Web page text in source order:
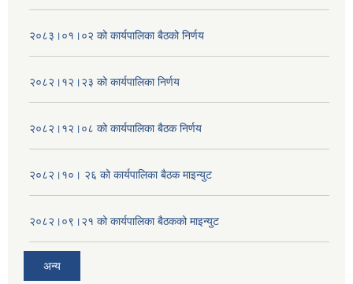
२०८३।०१।०२ को कार्यपालिका बैठको निर्णय
२०८२।१२।२३ को कार्यपालिका निर्णय
२०८२।१२।०८ को कार्यपालिका बैठक निर्णय
२०८२।१०। २६ को कार्यपालिका बैठक माइन्युट
२०८२।०९।२१ को कार्यपालिका बैठकको माइन्युट
अन्य